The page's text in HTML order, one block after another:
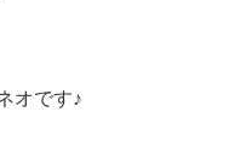
オです♪